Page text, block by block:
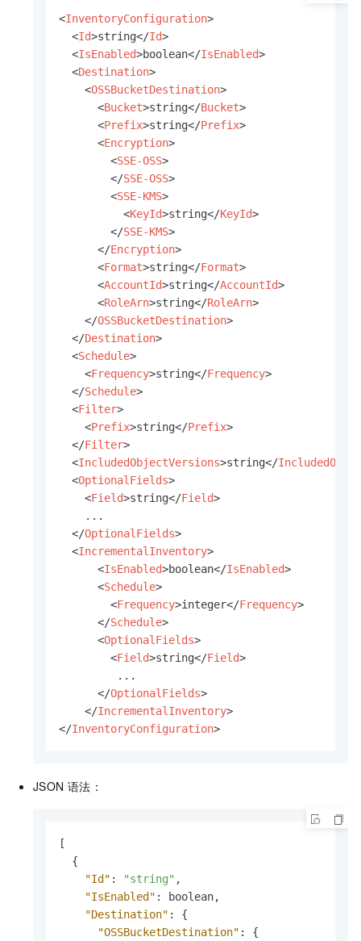
<InventoryConfiguration>
<Id>string</Id>
<IsEnabled>boolean</IsEnabled>
<Destination>
<OSSBucketDestination>
<Bucket>string</Bucket>
<Prefix>string</Prefix>
<Encryption>
<SSE-OSS>
</SSE-OSS>
<SSE-KMS>
<KeyId>string</KeyId>
</SSE-KMS>
</Encryption>
<Format>string</Format>
<AccountId>string</AccountId>
<RoleArn>string</RoleArn>
</OSSBucketDestination>
</Destination>
<Schedule>
<Frequency>string</Frequency>
</Schedule>
<Filter>
<Prefix>string</Prefix>
</Filter>
<IncludedObjectVersions>string</
<OptionalFields>
<Field>string</Field>
    ...
</OptionalFields>
<IncrementalInventory>
<IsEnabled>boolean</IsEnabled>
<Schedule>
<Frequency>integer</Frequency>
</Schedule>
<OptionalFields>
<Field>string</Field>
         ...
</OptionalFields>
</IncrementalInventory>
</InventoryConfiguration>
JSON 语法：
[
{
"Id" : "string" ,
"IsEnabled" : boolean,
"Destination" :
{
"OSSBucketDestination" : {